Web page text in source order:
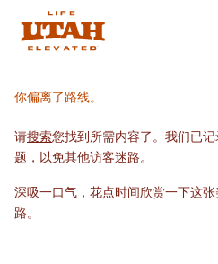
你偏离了路线。
请搜索您找到所需内容了。我们已
题，以免其他访客迷路。
深吸一口气，花点时间欣赏一下这
路。